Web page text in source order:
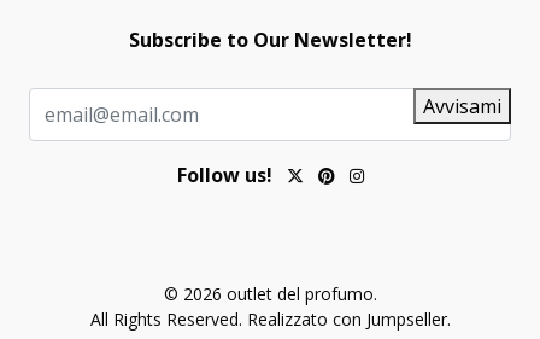
Subscribe to Our Newsletter!
Avvisami
Follow us!
© 2026 outlet del profumo.
All Rights Reserved. Realizzato con Jumpseller.